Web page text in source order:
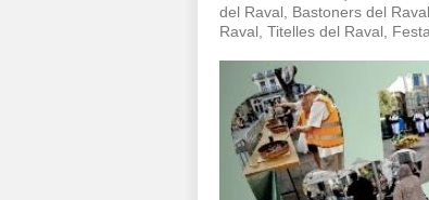
del Raval, Bastoners del
Raval, Titelles del Raval,